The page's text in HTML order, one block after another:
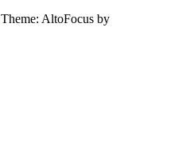
Theme: AltoFocus by